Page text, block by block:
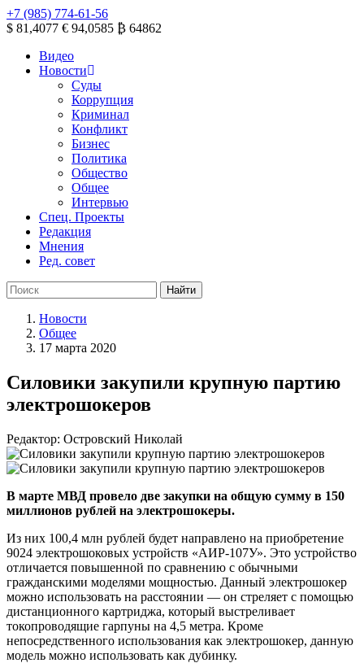
+7 (985) 774-61-56
$ 81,4077 € 94,0585 ₿ 64862
Видео
Новости
Суды
Коррупция
Криминал
Конфликт
Бизнес
Политика
Общество
Общее
Интервью
Спец. Проекты
Редакция
Мнения
Ред. совет
Новости
Общее
17 марта 2020
Силовики закупили крупную партию
электрошокеров
Редактор: Островский Николай
В марте МВД провело две закупки на общую сумму в 150
миллионов рублей на электрошокеры.
Из них 100,4 млн рублей будет направлено на приобретение
9024 электрошоковых устройств «АИР-107У». Это устройство
отличается повышенной по сравнению с обычными
гражданскими моделями мощностью. Данный электрошокер
можно использовать на расстоянии — он стреляет с помощью
дистанционного картриджа, который выстреливает
токопроводящие гарпуны на 4,5 метра. Кроме
непосредственного использования как электрошокер, данную
модель можно использовать как дубинку.